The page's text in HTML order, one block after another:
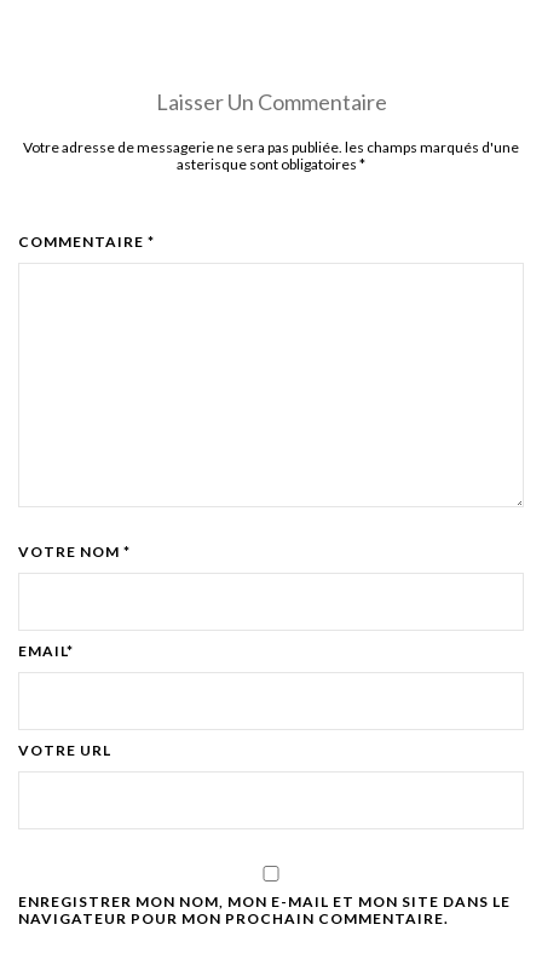
Laisser Un Commentaire
Votre adresse de messagerie ne sera pas publiée. les champs marqués d'une
asterisque sont obligatoires *
COMMENTAIRE *
VOTRE NOM *
EMAIL*
VOTRE URL
ENREGISTRER MON NOM, MON E-MAIL ET MON SITE DANS LE
NAVIGATEUR POUR MON PROCHAIN COMMENTAIRE.